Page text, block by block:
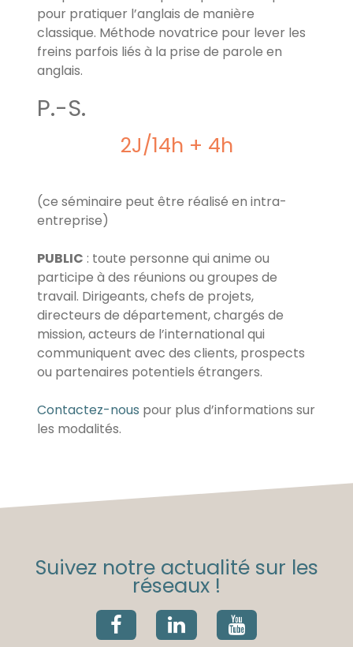
pour pratiquer l’anglais de manière
classique. Méthode novatrice pour lever les
freins parfois liés à la prise de parole en
anglais.
P.-S.
2J/14h + 4h
(ce séminaire peut être réalisé en intra-
entreprise)
PUBLIC : toute personne qui anime ou
participe à des réunions ou groupes de
travail. Dirigeants, chefs de projets,
directeurs de département, chargés de
mission, acteurs de l’international qui
communiquent avec des clients, prospects
ou partenaires potentiels étrangers.
Contactez-nous pour plus d’informations sur
les modalités.
Suivez notre actualité sur les
réseaux !